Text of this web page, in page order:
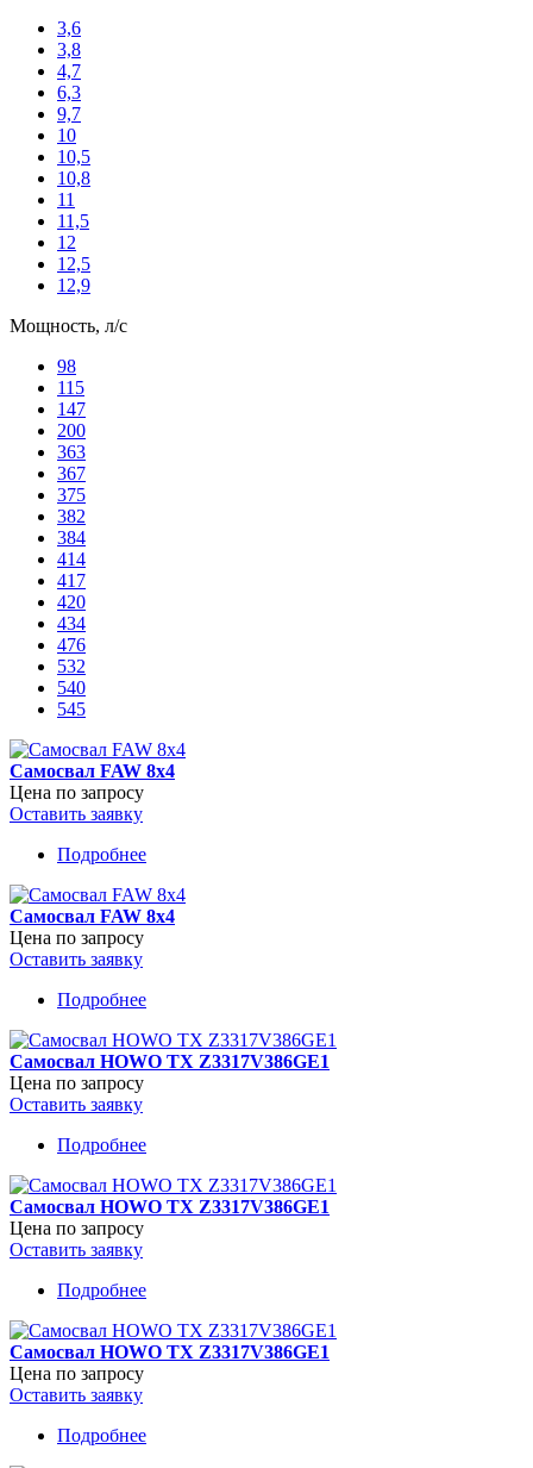
3,6
3,8
4,7
6,3
9,7
10
10,5
10,8
11
11,5
12
12,5
12,9
Мощность, л/с
98
115
147
200
363
367
375
382
384
414
417
420
434
476
532
540
545
Самосвал FAW 8х4
Цена по запросу
Оставить заявку
Подробнее
FAW
8х4
Самосвал FAW 8х4
Цена по запросу
Оставить заявку
Подробнее
FAW
8х4
Самосвал HOWO TX Z3317V386GE1
Цена по запросу
Оставить заявку
Подробнее
HOWO
TX
Самосвал HOWO TX Z3317V386GE1
Цена по запросу
Оставить заявку
Подробнее
HOWO
TX
Самосвал HOWO TX Z3317V386GE1
Цена по запросу
Оставить заявку
Подробнее